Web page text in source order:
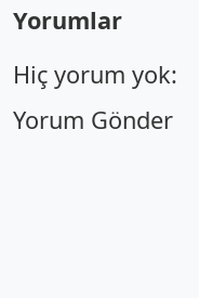
Yorumlar
Hiç yorum yok:
Yorum Gönder